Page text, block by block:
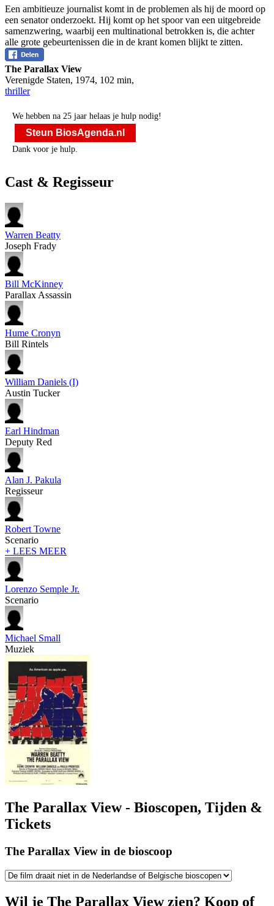
Een ambitieuze journalist komt in de problemen als hij de moord op
een senator onderzoekt. Hij komt op het spoor van een uitgebreide
samenzwering, waarbij een multinational betrokken is, die achter
alle grote gebeurtenissen die in de krant komen blijkt te zitten.
The Parallax View
Verenigde Staten, 1974, 102 min,
thriller
We hebben na 25 jaar helaas je hulp nodig!
Steun BiosAgenda.nl
Dank voor je hulp.
Cast & Regisseur
Warren Beatty
Joseph Frady
Bill McKinney
Parallax Assassin
Hume Cronyn
Bill Rintels
William Daniels (I)
Austin Tucker
Earl Hindman
Deputy Red
Alan J. Pakula
Regisseur
Robert Towne
Scenario
+ LEES MEER
Lorenzo Semple Jr.
Scenario
Michael Small
Muziek
The Parallax View - Bioscopen, Tijden &
Tickets
The Parallax View in de bioscoop
Wil je The Parallax View zien? Koop of